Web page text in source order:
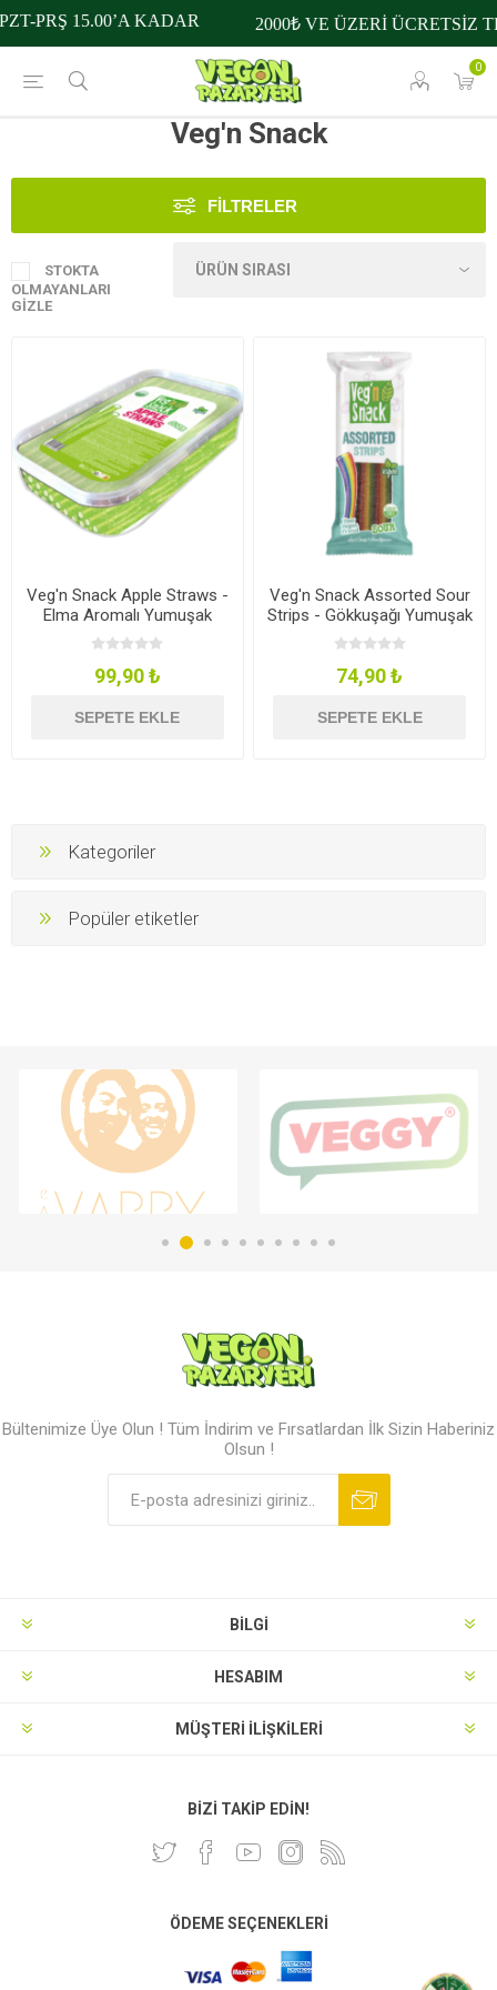
0
PRŞ 15.00’A KADAR 2000₺ VE ÜZERİ ÜCRETSİZ
Veg'n Snack
FILTRELER
STOKTA
OLMAYANLARI
GIZLE
Veg'n Snack Apple Straws -
Elma Aromalı Yumuşak
Şeker Çubukları -Küvette
200g
99,90 ₺
SEPETE EKLE
Veg'n Snack Assorted Sour
Strips - Gökkuşağı Yumuşak
Şeker Çubukları 170g
74,90 ₺
SEPETE EKLE
Kategoriler
Popüler etiketler
Bültenimize Üye Olun ! Tüm İndirim ve Fırsatlardan İlk Sizin Haberiniz
Olsun !
BILGI
HESABIM
MÜŞTERI İLIŞKILERI
BIZI TAKIP EDIN!
ÖDEME SEÇENEKLERI